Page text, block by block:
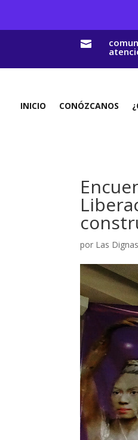

INICIO CONÓZCANOS
por Las